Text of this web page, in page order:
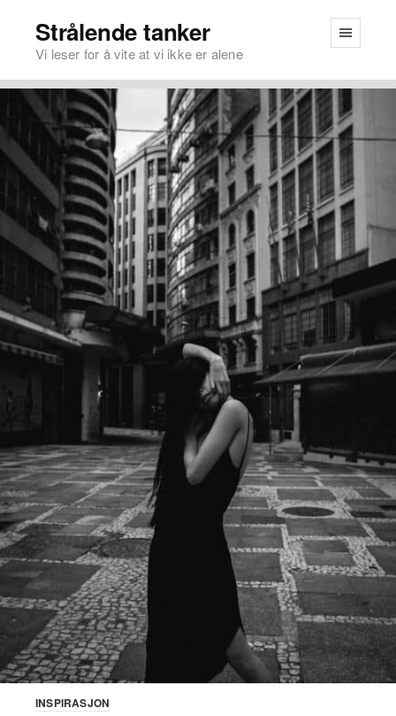
Strålende tanker
Vi leser for å vite at vi ikke er alene
INSPIRASJON